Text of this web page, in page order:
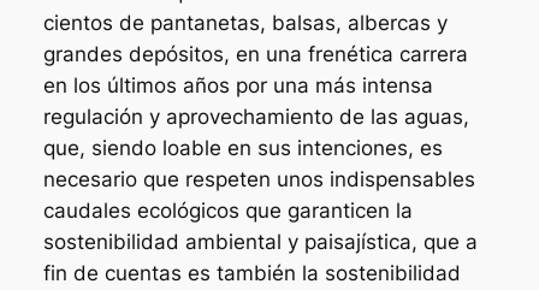
cientos de pantanetas, balsas, albercas y
grandes depósitos, en una frenética carrera
en los últimos años por una más intensa
regulación y aprovechamiento de las aguas,
que, siendo loable en sus intenciones, es
necesario que respeten unos indispensables
caudales ecológicos que garanticen la
sostenibilidad ambiental y paisajística, que a
fin de cuentas es también la sostenibilidad